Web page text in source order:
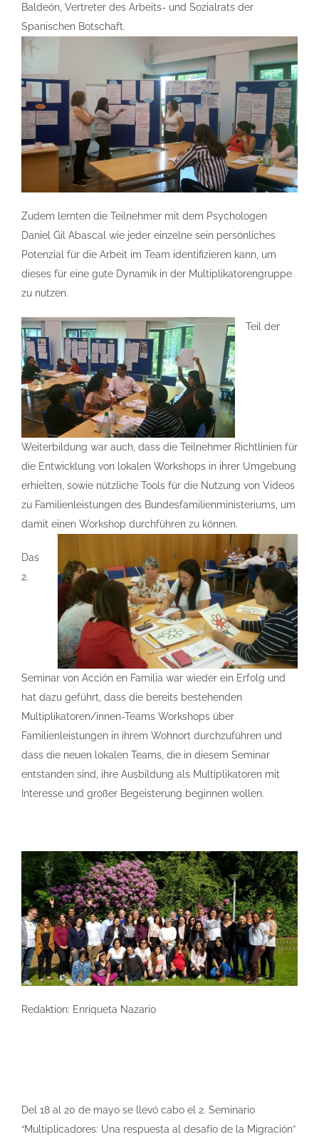
Baldeón, Vertreter des Arbeits- und Sozialrats der
Spanischen Botschaft.
Zudem lernten die Teilnehmer mit dem Psychologen
Daniel Gil Abascal wie jeder einzelne sein persönliches
Potenzial für die Arbeit im Team identifizieren kann, um
dieses für eine gute Dynamik in der Multiplikatorengruppe
zu nutzen.
Teil der
Weiterbildung war auch, dass die Teilnehmer Richtlinien für
die Entwicklung von lokalen Workshops in ihrer Umgebung
erhielten, sowie nützliche Tools für die Nutzung von Videos
zu Familienleistungen des Bundesfamilienministeriums, um
damit einen Workshop durchführen zu können.
Das
2.
Seminar von Acción en Familia war wieder ein Erfolg und
hat dazu geführt, dass die bereits bestehenden
Multiplikatoren/innen-Teams Workshops über
Familienleistungen in ihrem Wohnort durchzuführen und
dass die neuen lokalen Teams, die in diesem Seminar
entstanden sind, ihre Ausbildung als Multiplikatoren mit
Interesse und großer Begeisterung beginnen wollen.
Redaktion: Enriqueta Nazario
Del 18 al 20 de mayo se llevó cabo el 2. Seminario
“Multiplicadores: Una respuesta al desafío de la Migración”